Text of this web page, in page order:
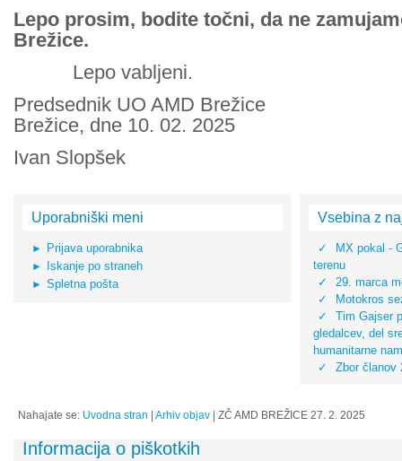
Lepo prosim, bodite točni, da ne
Brežice.
Lepo vabljeni.
Predsednik UO
Brežice, dne 10. 02. 2025
Ivan Slopšek
Uporabniški meni
Prijava uporabnika
Iskanje po straneh
Spletna pošta
Vsebina z
MX pokal -
terenu
29. marca
Motokros
Tim Gajser
gledalcev, del
humanitarne
Zbor članov
Nahajate se: Uvodna stran | Arhiv objav | ZČ AMD BREŽICE 27. 2. 2025
Informacija o piškotkih